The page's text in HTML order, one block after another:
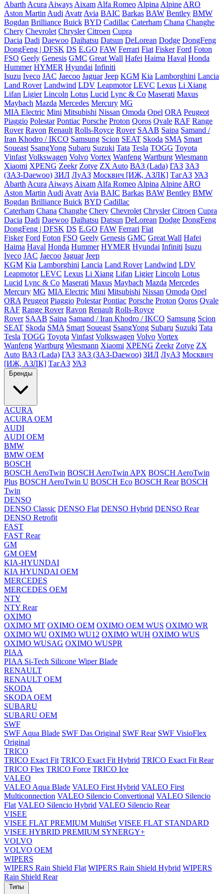
Abarth Acura Aiways Aixam Alfa Romeo Alpina Alpine ARO
Aston Martin Audi Avatr Avia BAIC Barkas BAW Bentley BMW
Bogdan Brilliance Buick BYD Cadillac Caterham Chana Changhe
Chery Chevrolet Chrysler Citroen Cupra
Dacia Dadi Daewoo Daihatsu Datsun DeLorean Dodge DongFeng
DongFeng | DFSK DS E.GO FAW Ferrari Fiat Fisker Ford Foton
FSO Geely Genesis GMC Great Wall Hafei Haima Haval Honda
Hummer HYMER Hyundai Infiniti
Isuzu Iveco JAC Jaecoo Jaguar Jeep KGM Kia Lamborghini Lancia
Land Rover Landwind LDV Leapmotor LEVC Lexus Li Xiang
Lifan Ligier Lincoln Lotus Lucid Lync & Co Maserati Maxus
Maybach Mazda Mercedes Mercury MG
MIA Electric Mini Mitsubishi Nissan Omoda Opel ORA Peugeot
Piaggio Polestar Pontiac Porsche Proton Qoros Qvale RAF Range
Rover Ravon Renault Rolls-Royce Rover SAAB Saipa Samand /
Iran Khodro / IKCO Samsung Scion SEAT Skoda SMA Smart
Soueast SsangYong Subaru Suzuki Tata Tesla TOGG Toyota
Vinfast Volkswagen Volvo Vortex Wanfeng Wartburg Wiesmann
Xiaomi XPENG Zeekr Zotye ZX Auto ВАЗ (Lada) ГАЗ ЗАЗ
(ЗАЗ-Daewoo) ЗИЛ ЛуАЗ Москвич [ИЖ, АЗЛК] ТагАЗ УАЗ
Abarth Acura Aiways Aixam Alfa Romeo Alpina Alpine ARO
Aston Martin Audi Avatr Avia BAIC Barkas BAW Bentley BMW
Bogdan Brilliance Buick BYD Cadillac
Caterham Chana Changhe Chery Chevrolet Chrysler Citroen Cupra
Dacia Dadi Daewoo Daihatsu Datsun DeLorean Dodge DongFeng
DongFeng | DFSK DS E.GO FAW Ferrari Fiat
Fisker Ford Foton FSO Geely Genesis GMC Great Wall Hafei
Haima Haval Honda Hummer HYMER Hyundai Infiniti Isuzu
Iveco JAC Jaecoo Jaguar Jeep
KGM Kia Lamborghini Lancia Land Rover Landwind LDV
Leapmotor LEVC Lexus Li Xiang Lifan Ligier Lincoln Lotus
Lucid Lync & Co Maserati Maxus Maybach Mazda Mercedes
Mercury MG MIA Electric Mini Mitsubishi Nissan Omoda Opel
ORA Peugeot Piaggio Polestar Pontiac Porsche Proton Qoros Qvale
RAF Range Rover Ravon Renault Rolls-Royce
Rover SAAB Saipa Samand / Iran Khodro / IKCO Samsung Scion
SEAT Skoda SMA Smart Soueast SsangYong Subaru Suzuki Tata
Tesla TOGG Toyota Vinfast Volkswagen Volvo Vortex
Wanfeng Wartburg Wiesmann Xiaomi XPENG Zeekr Zotye ZX
Auto ВАЗ (Lada) ГАЗ ЗАЗ (ЗАЗ-Daewoo) ЗИЛ ЛуАЗ Москвич
[ИЖ, АЗЛК] ТагАЗ УАЗ
Бренды
ACURA
ACURA OEM
AUDI
AUDI OEM
BMW
BMW OEM
BOSCH
BOSCH AeroTwin BOSCH AeroTwin APX BOSCH AeroTwin
Plus BOSCH AeroTwin U BOSCH Eco BOSCH Rear BOSCH
Twin
DENSO
DENSO Classic DENSO Flat DENSO Hybrid DENSO Rear
DENSO Retrofit
FAST
FAST Rear
GM
GM OEM
KIA-HYUNDAI
KIA HYUNDAI OEM
MERCEDES
MERCEDES OEM
NTY
NTY Rear
OXIMO
OXIMO MT OXIMO OEM OXIMO OEM WUS OXIMO WR
OXIMO WU OXIMO WU12 OXIMO WUH OXIMO WUS
OXIMO WUSAG OXIMO WUSPR
PIAA
PIAA Si-Tech Silicone Wiper Blade
RENAULT
RENAULT OEM
SKODA
SKODA OEM
SUBARU
SUBARU OEM
SWF
SWF Aqua Blade SWF Das Original SWF Rear SWF VisioFlex
Original
TRICO
TRICO Exact Fit TRICO Exact Fit Hybrid TRICO Exact Fit Rear
TRICO Flex TRICO Force TRICO Ice
VALEO
VALEO Aqua Blade VALEO First Hybrid VALEO First
Multiconnection VALEO Silencio Convertional VALEO Silencio
Flat VALEO Silencio Hybrid VALEO Silencio Rear
VISEE
VISEE FLAT PREMIUM MultiSet VISEE FLAT STANDARD
VISEE HYBRID PREMIUM SYNERGY+
VOLVO
VOLVO OEM
WIPERS
WIPERS Rain Shield Flat WIPERS Rain Shield Hybrid WIPERS
Rain Shield Rear
Типы